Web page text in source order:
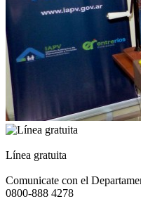
Línea gratuita
Comunicate con el
0800-888 4278